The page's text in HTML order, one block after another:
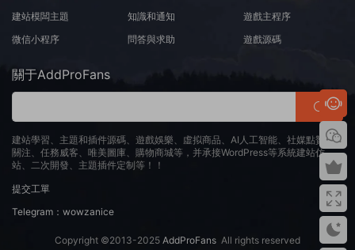
建站模闆主題
微信小程序
知識和通知
問答與求助
遊戲主程序
遊戲源碼
關于AddProFans
建站學習、主題和插件源碼、遊戲娛樂、虛拟商品、AI人工智能、社媒點贊、
關注、任務威客、唯美圖庫、購物商城等，并承接WordPress等系統建站仿
站、二次開發、主題插件定制等！！
提交工單
Telegram：wowzanice
Copyright ©2013-2025 AddProFans All rights reserved